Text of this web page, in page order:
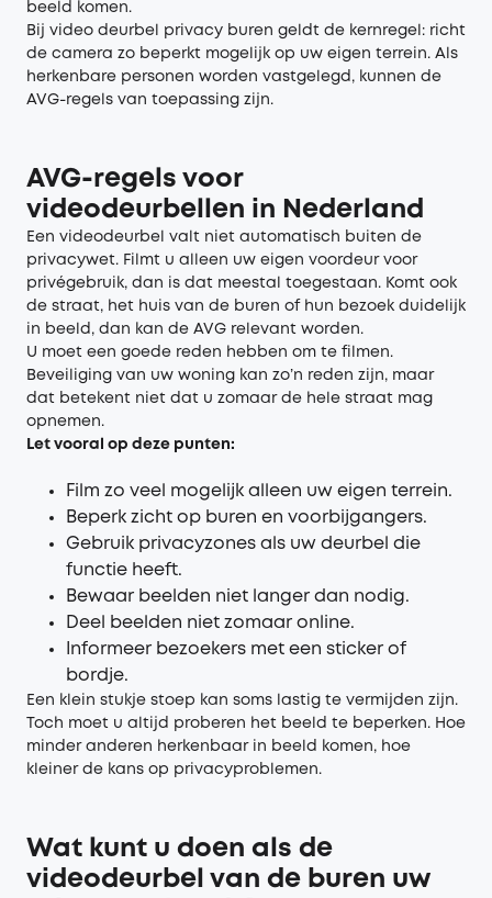
beeld komen.
Bij video deurbel privacy buren geldt de kernregel: richt
de camera zo beperkt mogelijk op uw eigen terrein. Als
herkenbare personen worden vastgelegd, kunnen de
AVG-regels van toepassing zijn.
AVG-regels voor
videodeurbellen in Nederland
Een videodeurbel valt niet automatisch buiten de
privacywet. Filmt u alleen uw eigen voordeur voor
privégebruik, dan is dat meestal toegestaan. Komt ook
de straat, het huis van de buren of hun bezoek duidelijk
in beeld, dan kan de AVG relevant worden.
U moet een goede reden hebben om te filmen.
Beveiliging van uw woning kan zo’n reden zijn, maar
dat betekent niet dat u zomaar de hele straat mag
opnemen.
Let vooral op deze punten:
Film zo veel mogelijk alleen uw eigen terrein.
Beperk zicht op buren en voorbijgangers.
Gebruik privacyzones als uw deurbel die
functie heeft.
Bewaar beelden niet langer dan nodig.
Deel beelden niet zomaar online.
Informeer bezoekers met een sticker of
bordje.
Een klein stukje stoep kan soms lastig te vermijden zijn.
Toch moet u altijd proberen het beeld te beperken. Hoe
minder anderen herkenbaar in beeld komen, hoe
kleiner de kans op privacyproblemen.
Wat kunt u doen als de
videodeurbel van de buren uw